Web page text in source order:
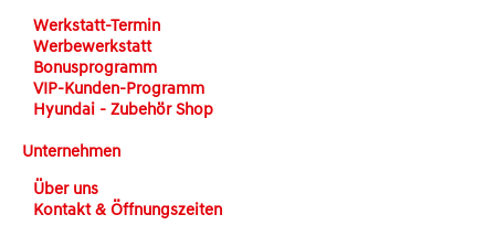
Werkstatt-Termin
Werbewerkstatt
Bonusprogramm
VIP-Kunden-Programm
Hyundai - Zubehör Shop
Unternehmen
Über uns
Kontakt & Öffnungszeiten